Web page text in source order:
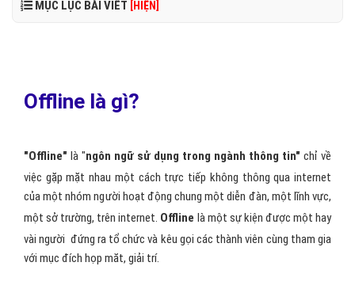
MỤC LỤC BÀI VIẾT [HIỆN]
Offline là gì?
"Offline" là "ngôn ngữ sử dụng trong ngành thông tin" chỉ về
việc gặp mặt nhau một cách trực tiếp không thông qua internet
của một nhóm người hoạt động chung một diễn đàn, một lĩnh vực,
một sở trường, trên internet. Offline là một sự kiện được một hay
vài người đứng ra tổ chức và kêu gọi các thành viên cùng tham gia
với mục đích họp măt, giải trí.